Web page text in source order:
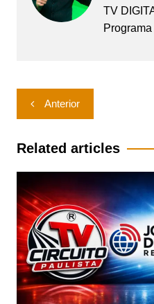
TV
Navegação
de
Post
Anterior
Related articles